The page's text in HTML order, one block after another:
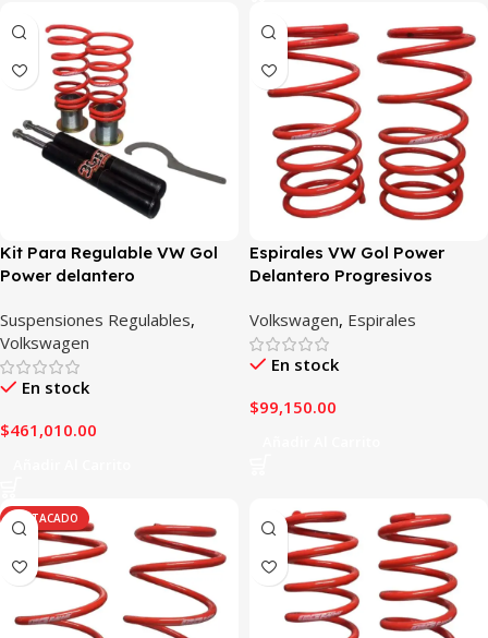
Kit Para Regulable VW Gol
Power delantero
Suspensiones Regulables,
Volkswagen
En stock
$461,010.00
Espirales VW Gol Power
Delantero Progresivos
Volkswagen, Espirales
En stock
$99,150.00
DESTACADO